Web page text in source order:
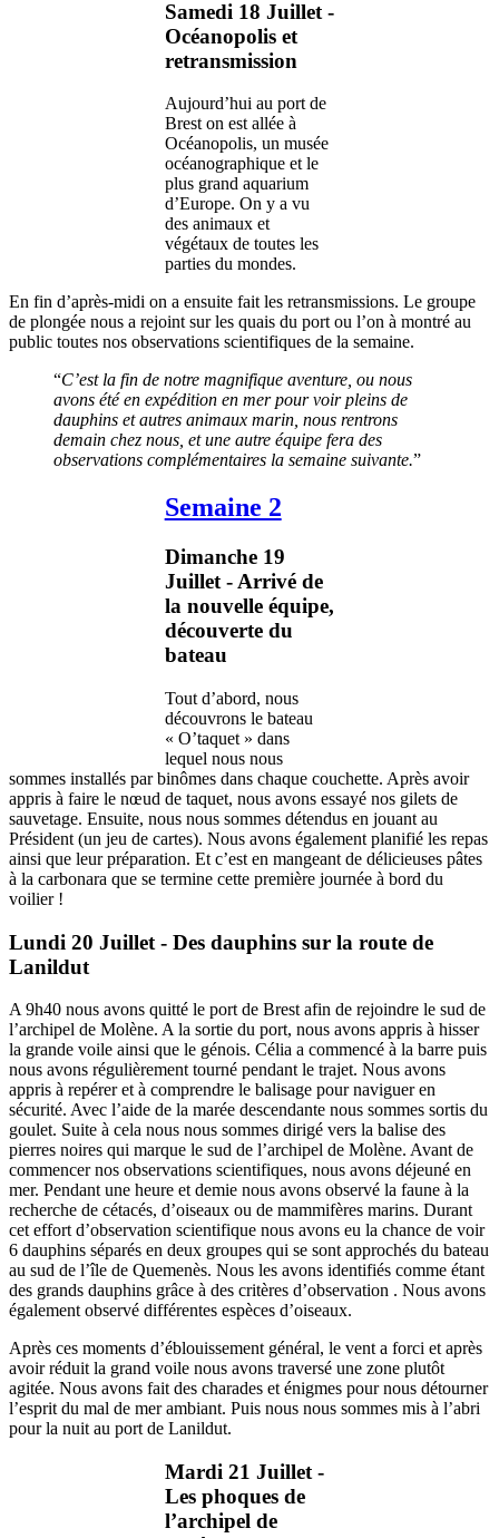
Samedi 18 Juillet -
Océanopolis et
retransmission
Aujourd’hui au port de
Brest on est allée à
Océanopolis, un musée
océanographique et le
plus grand aquarium
d’Europe. On y a vu
des animaux et
végétaux de toutes les
parties du mondes.
En fin d’après-midi on a ensuite fait les retransmissions. Le groupe
de plongée nous a rejoint sur les quais du port ou l’on à montré au
public toutes nos observations scientifiques de la semaine.
“C’est la fin de notre magnifique aventure, ou nous
avons été en expédition en mer pour voir pleins de
dauphins et autres animaux marin, nous rentrons
demain chez nous, et une autre équipe fera des
observations complémentaires la semaine suivante.”
Semaine 2
Dimanche 19
Juillet - Arrivé de
la nouvelle équipe,
découverte du
bateau
Tout d’abord, nous
découvrons le bateau
« O’taquet » dans
lequel nous nous
sommes installés par binômes dans chaque couchette. Après avoir
appris à faire le nœud de taquet, nous avons essayé nos gilets de
sauvetage. Ensuite, nous nous sommes détendus en jouant au
Président (un jeu de cartes). Nous avons également planifié les repas
ainsi que leur préparation. Et c’est en mangeant de délicieuses pâtes
à la carbonara que se termine cette première journée à bord du
voilier !
Lundi 20 Juillet - Des dauphins sur la route de
Lanildut
A 9h40 nous avons quitté le port de Brest afin de rejoindre le sud de
l’archipel de Molène. A la sortie du port, nous avons appris à hisser
la grande voile ainsi que le génois. Célia a commencé à la barre puis
nous avons régulièrement tourné pendant le trajet. Nous avons
appris à repérer et à comprendre le balisage pour naviguer en
sécurité. Avec l’aide de la marée descendante nous sommes sortis du
goulet. Suite à cela nous nous sommes dirigé vers la balise des
pierres noires qui marque le sud de l’archipel de Molène. Avant de
commencer nos observations scientifiques, nous avons déjeuné en
mer. Pendant une heure et demie nous avons observé la faune à la
recherche de cétacés, d’oiseaux ou de mammifères marins. Durant
cet effort d’observation scientifique nous avons eu la chance de voir
6 dauphins séparés en deux groupes qui se sont approchés du bateau
au sud de l’île de Quemenès. Nous les avons identifiés comme étant
des grands dauphins grâce à des critères d’observation . Nous avons
également observé différentes espèces d’oiseaux.
Après ces moments d’éblouissement général, le vent a forci et après
avoir réduit la grand voile nous avons traversé une zone plutôt
agitée. Nous avons fait des charades et énigmes pour nous détourner
l’esprit du mal de mer ambiant. Puis nous nous sommes mis à l’abri
pour la nuit au port de Lanildut.
Mardi 21 Juillet -
Les phoques de
l’archipel de